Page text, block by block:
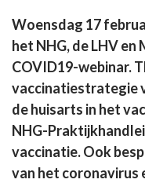
Woensdag 17
het NHG, de LHV
COVID19-webinar.
vaccinatiestrategie
de huisarts in het
NHG-
vaccinatie. Ook
van het coronavirus